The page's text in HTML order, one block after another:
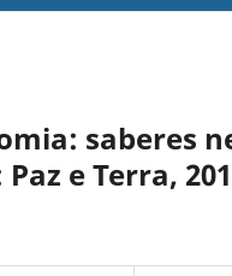
saberes
e Terra,